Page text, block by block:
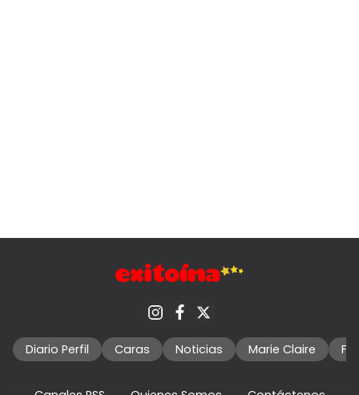
Diario Perfil Caras Noticias Marie Claire